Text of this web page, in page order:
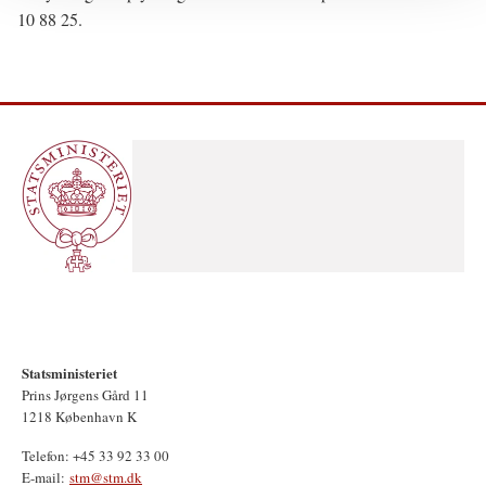
10 88 25.
Statsministeriet
Prins Jørgens Gård 11
1218 København K
Telefon: +45 33 92 33 00
E-mail: stm@stm.dk